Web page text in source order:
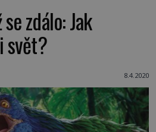
zdálo: Jak
svět?
8.4.2020